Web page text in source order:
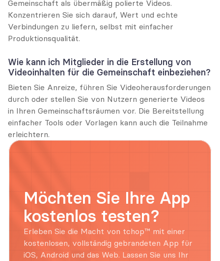
Gemeinschaft als übermäßig polierte Videos.
Konzentrieren Sie sich darauf, Wert und echte
Verbindungen zu liefern, selbst mit einfacher
Produktionsqualität.
Wie kann ich Mitglieder in die Erstellung von
Videoinhalten für die Gemeinschaft einbeziehen?
Bieten Sie Anreize, führen Sie Videoherausforderungen
durch oder stellen Sie von Nutzern generierte Videos
in Ihren Gemeinschaftsräumen vor. Die Bereitstellung
einfacher Tools oder Vorlagen kann auch die Teilnahme
erleichtern.
Möchten Sie Ihre App
kostenlos testen?
Erleben Sie die Macht von tchop™ mit einer
kostenlosen, vollständig gebrandeten App für
iOS, Android und das Web. Lassen Sie uns Ihr